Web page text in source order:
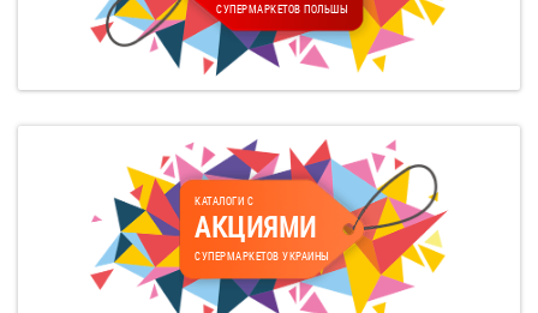
СУПЕРМАРКЕТОВ ПОЛЬШЫ
КАТАЛОГИ С
АКЦИЯМИ
СУПЕРМАРКЕТОВ УКРАИНЫ